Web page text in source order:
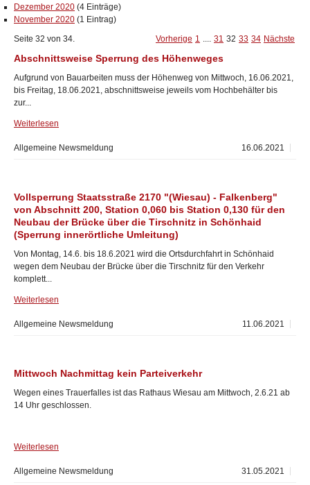
Dezember 2020 (4 Einträge)
November 2020 (1 Eintrag)
Seite 32 von 34.
Vorherige 1 .... 31 32 33 34 Nächste
Abschnittsweise Sperrung des Höhenweges
Aufgrund von Bauarbeiten muss der Höhenweg von Mittwoch, 16.06.2021,
bis Freitag, 18.06.2021, abschnittsweise jeweils vom Hochbehälter bis
zur...
Weiterlesen
16.06.2021
Allgemeine Newsmeldung
Vollsperrung Staatsstraße 2170 "(Wiesau) - Falkenberg"
von Abschnitt 200, Station 0,060 bis Station 0,130 für den
Neubau der Brücke über die Tirschnitz in Schönhaid
(Sperrung innerörtliche Umleitung)
Von Montag, 14.6. bis 18.6.2021 wird die Ortsdurchfahrt in Schönhaid
wegen dem Neubau der Brücke über die Tirschnitz für den Verkehr
komplett...
Weiterlesen
11.06.2021
Allgemeine Newsmeldung
Mittwoch Nachmittag kein Parteiverkehr
Wegen eines Trauerfalles ist das Rathaus Wiesau am Mittwoch, 2.6.21 ab
14 Uhr geschlossen.
Weiterlesen
31.05.2021
Allgemeine Newsmeldung